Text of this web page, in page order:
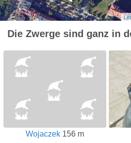
Die Zwerge sind ganz in
Wojaczek 156 m